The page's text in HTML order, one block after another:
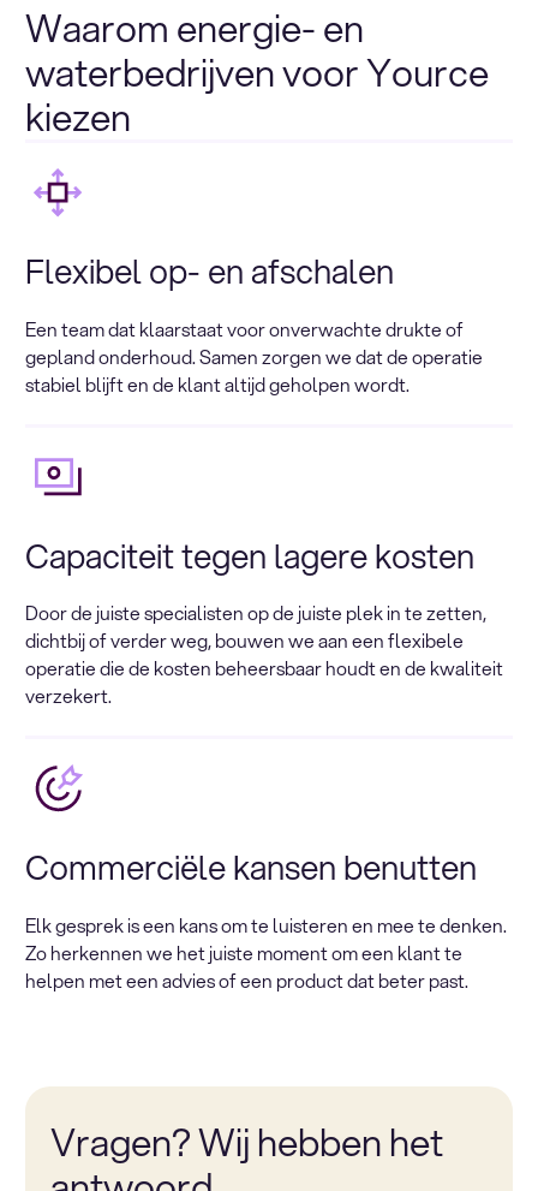
Waarom energie- en
waterbedrijven voor Yource
kiezen
Flexibel op- en afschalen
Een team dat klaarstaat voor onverwachte drukte of
gepland onderhoud. Samen zorgen we dat de operatie
stabiel blijft en de klant altijd geholpen wordt.
Capaciteit tegen lagere kosten
Door de juiste specialisten op de juiste plek in te zetten,
dichtbij of verder weg, bouwen we aan een flexibele
operatie die de kosten beheersbaar houdt en de kwaliteit
verzekert.
Commerciële kansen benutten
Elk gesprek is een kans om te luisteren en mee te denken.
Zo herkennen we het juiste moment om een klant te
helpen met een advies of een product dat beter past.
Vragen? Wij hebben het